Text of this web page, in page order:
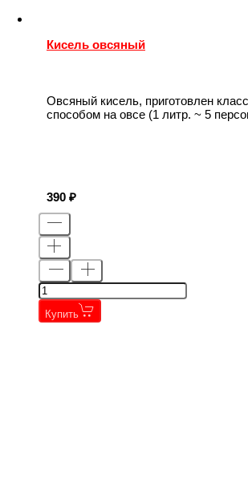
Кисель овсяный
Овсяный кисель, приготовлен
способом на овсе (1 литр. ~ 5
390
Купить